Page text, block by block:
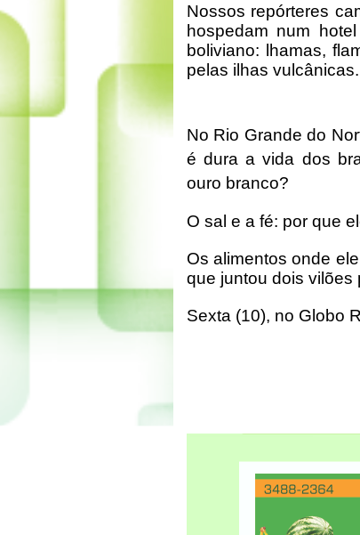
Nossos repórteres
hospedam num
boliviano: lhamas,
pelas ilhas vulcânicas.
No Rio Grande do
é dura a vida dos
ouro branco?
O sal e a fé: por que
Os alimentos onde
que juntou dois vilões
Sexta (10), no Globo